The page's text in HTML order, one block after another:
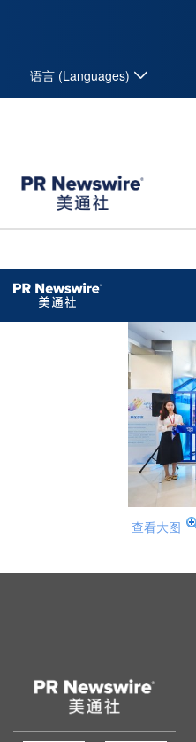
语言 (Languages)
查看大图